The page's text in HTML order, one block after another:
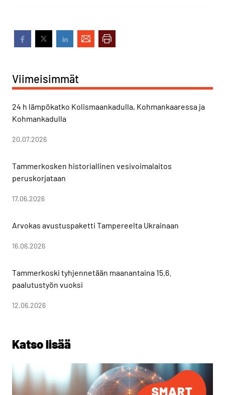
Viimeisimmät
24 h lämpökatko Kolismaankadulla, Kohmankaaressa ja
Kohmankadulla
20.07.2026
Tammerkosken historiallinen vesivoimalaitos
peruskorjataan
17.06.2026
Arvokas avustuspaketti Tampereelta Ukrainaan
16.06.2026
Tammerkoski tyhjennetään maanantaina 15.6.
paalutustyön vuoksi
12.06.2026
Katso lisää